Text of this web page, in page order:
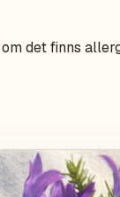
det finns